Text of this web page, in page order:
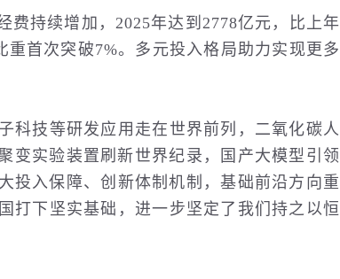
持续增加，2025年达到2778亿元，比上年
首次突破7%。多元投入格局助力实现更多
技等研发应用走在世界前列，二氧化碳人
变实验装置刷新世界纪录，国产大模型引领
入保障、创新体制机制，基础前沿方向重
打下坚实基础，进一步坚定了我们持之以恒